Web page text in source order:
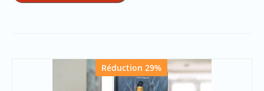
Réduction 29%